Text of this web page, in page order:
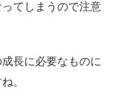
てしまう ので注意
長に必要なものに
。